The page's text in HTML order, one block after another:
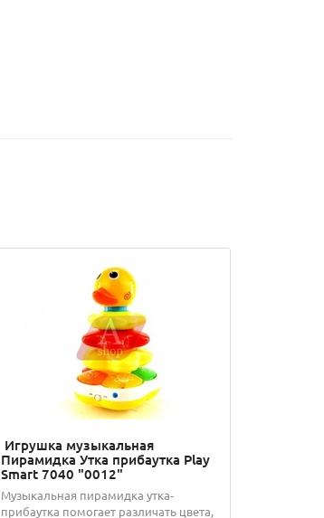
Игрушка музыкальная
Пирамидка Утка прибаутка Play
Smart 7040 "0012"
Музыкальная пирамидка утка-
прибаутка помогает различать цвета,